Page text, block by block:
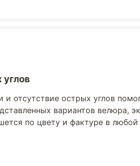
и отсутствие острых углов
вариантов велюра,
по цвету и фактуре в любой